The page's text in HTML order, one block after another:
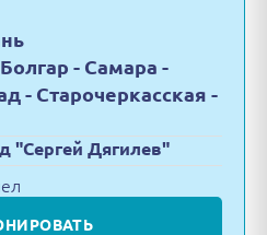
- Самара -
- Старочеркасская -
"Сергей Дягилев"